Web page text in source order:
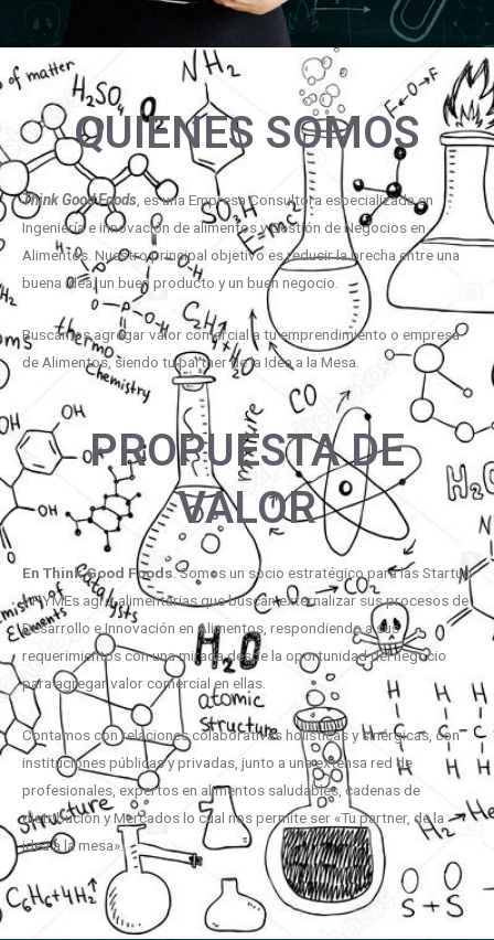
QUIENES SOMOS
Think Good Foods , es una Empresa Consultora especializada en
Ingeniería e innovación de alimentos y Gestión de Negocios en
Alimentos. Nuestro principal objetivo es reducir la brecha entre una
buena idea, un buen producto y un buen negocio.
Buscamos agregar valor comercial a tu emprendimiento o empresa
de Alimentos, siendo tu partner de la Idea a la Mesa.
PROPUESTA DE
VALOR
En ThinkGood Foods. Somos un socio estratégico para las Startup
y PYMEs agro-alimentarias que buscan externalizar sus procesos de
Desarrollo e Innovación en Alimentos, respondiendo a sus
requerimientos con una mirada desde la oportunidad del negocio
para agregar valor comercial en ellas.
Contamos con relaciones colaborativas holísticas y sinérgicas, con
instituciones públicas y privadas, junto a una extensa red de
profesionales, expertos en alimentos saludables, cadenas de
distribución y Mercados lo cual nos permite ser «Tu partner, de la
idea a la mesa».